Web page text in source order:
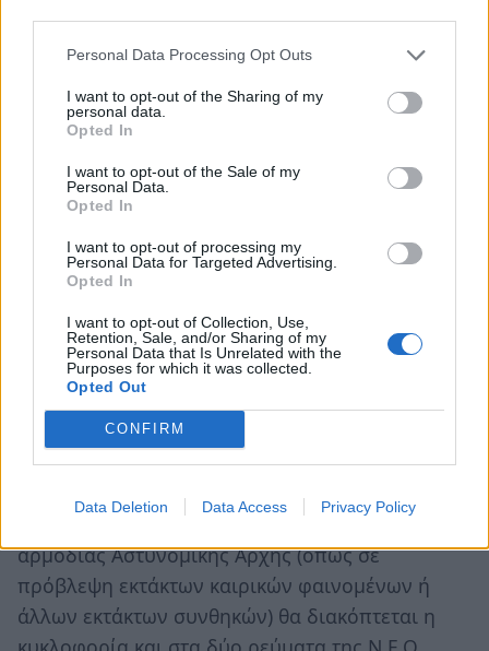
Personal Data Processing Opt Outs
I want to opt-out of the Sharing of my
personal data.
Opted In
I want to opt-out of the Sale of my
Personal Data.
Opted In
I want to opt-out of processing my
Personal Data for Targeted Advertising.
Opted In
I want to opt-out of Collection, Use,
Retention, Sale, and/or Sharing of my
Personal Data that Is Unrelated with the
Purposes for which it was collected.
Opted Out
CONFIRM
Data Deletion Data Access Privacy Policy
Κτηνιατρικής της οικείας Περιφέρειας και
συνοδεύονται από το προβλεπόμενο εμπορικό
ε) Τα φορτηγά σιλοφόρα αυτοκίνητα δημοσίας
χρήσεως (Φ.Δ.Χ.) που μεταφέρουν έτοιμο
σκυρόδεμα, στο τμήμα της Π.Ε.Ο. Αθηνών –
Πατρών από τα Διόδια του Ρίου έως το Δρέπανο,
στ) Τα φορτηγά οχήματα των Οργανισμών
Κοινής Ωφέλειας (Δ.Ε.Η., Ο.Τ.Ε., Φυσικό Αέριο
κ.λ.π.) όταν κινούνται για αποκαταστάσεις
εκτάκτων βλαβών των δικτύων τους και μόνο
εφόσον συνοδεύονται από έγγραφη εντολή του
οικείου οργανισμού.
ζ) Τα φορτηγά οχήματα του εθελοντικού
Οργανισμού «Το χαμόγελο του Παιδιού»
Σε εξαιρετικές περιπτώσεις
με απόφαση της
αρμόδιας Αστυνομικής Αρχής (όπως σε
πρόβλεψη εκτάκτων καιρικών φαινομένων ή
άλλων εκτάκτων συνθηκών) θα διακόπτεται η